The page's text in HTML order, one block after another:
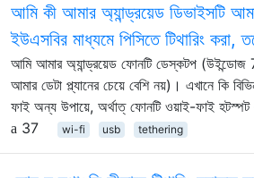
আমি কী আমার অ্যান্ড্রয়েড ডিভাইসটি
ইউএসবির মাধ্যমে পিসিতে টিথারিং
আমি আমার অ্যান্ড্রয়েড ফোনটি ডেস্কটপ (উইন্ডোজ
আমার ডেটা প্ল্যানের চেয়ে বেশি নয়)। এখানে কি
ফাই অন্য উপায়ে, অর্থাত্ ফোনটি ওয়াই-ফাই
37
wi-fi usb tethering